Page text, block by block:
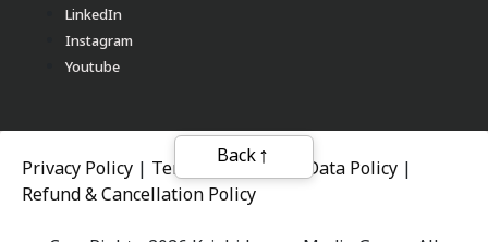
LinkedIn
Instagram
Youtube
Privacy Policy | Terms of Service Data Policy |
Refund & Cancellation Policy
Back